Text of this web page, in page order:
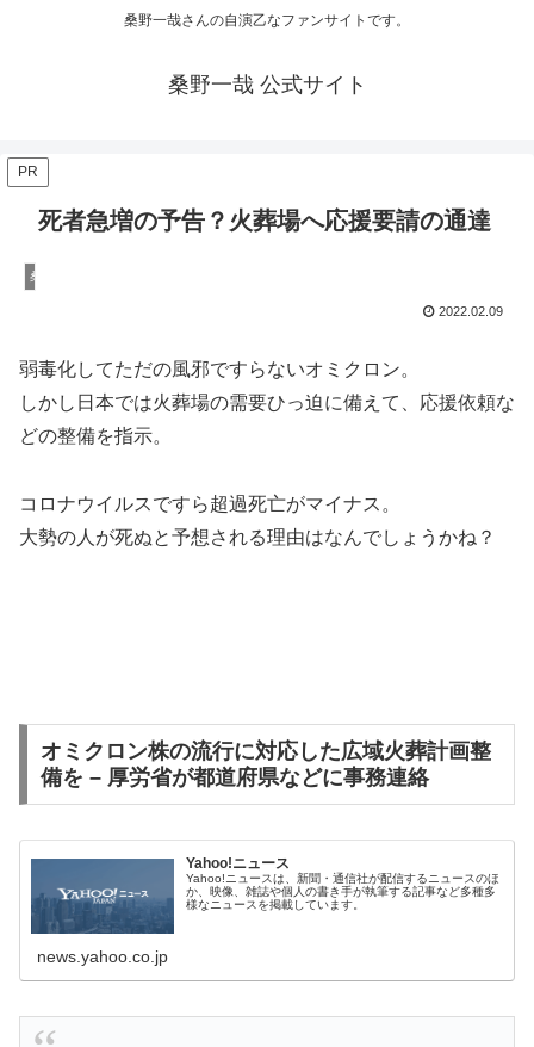
桑野一哉さんの自演乙なファンサイトです。
桑野一哉 公式サイト
PR
死者急増の予告？火葬場へ応援要請の通達
桑野一哉の陰謀論
2022.02.09
弱毒化してただの風邪ですらないオミクロン。
しかし日本では火葬場の需要ひっ迫に備えて、応援依頼な
どの整備を指示。
コロナウイルスですら超過死亡がマイナス。
大勢の人が死ぬと予想される理由はなんでしょうかね？
オミクロン株の流行に対応した広域火葬計画整
備を – 厚労省が都道府県などに事務連絡
Yahoo!ニュース
Yahoo!ニュースは、新聞・通信社が配信するニュースのほ
か、映像、雑誌や個人の書き手が執筆する記事など多種多
様なニュースを掲載しています。
news.yahoo.co.jp